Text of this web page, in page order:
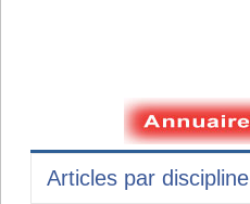
Articles par discipline